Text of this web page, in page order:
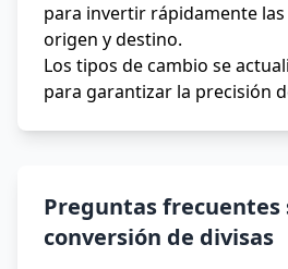
para invertir rápidamente
origen y destino.
Los tipos de cambio se
para garantizar la precisión
Preguntas frecuentes
conversión de divisas